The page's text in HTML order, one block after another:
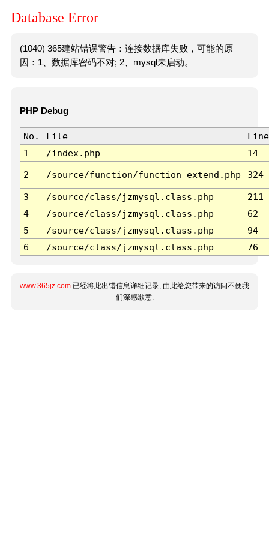
Database Error
(1040) 365建站错误警告：连接数据库失败，可能的原
因：1、数据库密码不对; 2、mysql未启动。
PHP Debug
No. File
Line
1
/index.php 14
2 /source/function/function_extend.php 324
3 /source/class/jzmysql.class.php
211
4
/source/class/jzmysql.class.php
62
5
/source/class/jzmysql.class.php
94
6
/source/class/jzmysql.class.php 76
www.365jz.com 已经将此出错信息详细记录, 由此给您带来的访问不便我
们深感歉意.